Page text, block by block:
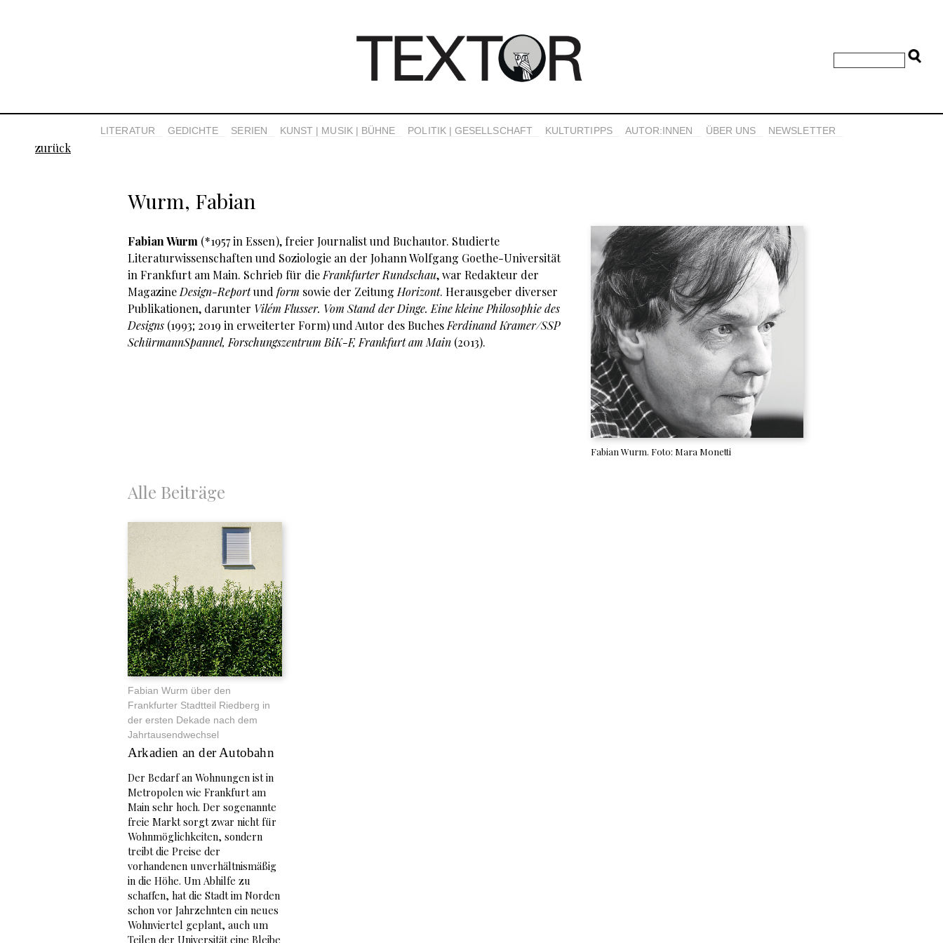
LITERATUR GEDICHTE SERIEN KUNST | MUSIK | BÜHNE POLITIK | GESELLSCHAFT KULTURTIPPS AUTOR:INNEN ÜBER UNS NEWSLETTER
zurück
Wurm, Fabian
Fabian Wurm ( *1957 in Essen ), freier Journalist und Buchautor. Studierte
Literaturwissenschaften und Soziologie an der Johann Wolfgang Goethe-Universität
in Frankfurt am Main. Schrieb für die Frankfurter Rundschau, war Redakteur der
Magazine Design-Reportund form sowie der Zeitung Horizont. Herausgeber diverser
Publikationen, darunter Vilém Flusser. Vom Stand der Dinge. Eine kleine Philosophie des
Designs (1993; 2019 in erweiterter Form) und Autor des Buches Ferdinand Kramer/SSP
SchürmannSpannel, Forschungszentrum BiK-F, Frankfurt am Main (2013).
Fabian Wurm. Foto: Mara Monetti
Alle Beiträge
Fabian Wurm über den
Frankfurter Stadtteil Riedberg in
der ersten Dekade nach dem
Jahrtausendwechsel
Arkadien an der Autobahn
Der Bedarf an Wohnungen ist in
Metropolen wie Frankfurt am
Main sehr hoch. Der sogenannte
freie Markt sorgt zwar nicht für
Wohnmöglichkeiten, sondern
treibt die Preise der
vorhandenen unverhältnismäßig
in die Höhe. Um Abhilfe zu
schaffen, hat die Stadt im Norden
schon vor Jahrzehnten ein neues
Wohnviertel geplant, auch um
Teilen der Universität eine Bleibe